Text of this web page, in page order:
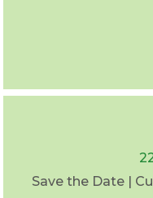
Save the Date |